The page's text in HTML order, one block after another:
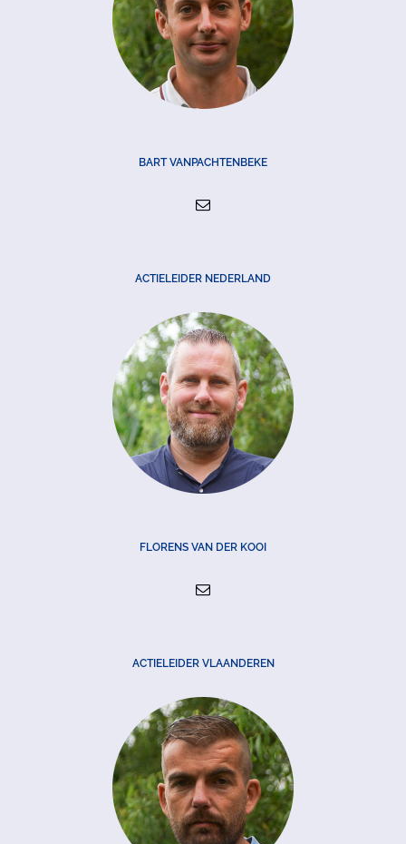
BART VANPACHTENBEKE
ACTIELEIDER NEDERLAND
FLORENS VAN DER KOOI
ACTIELEIDER VLAANDEREN